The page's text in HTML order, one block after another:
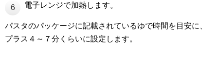
6 電子レンジで加熱します。
パスタのパッケージに記載されているゆで時間を目安に、
プラス４～７分くらいに設定します。